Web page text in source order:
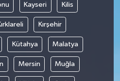
Kayseri Kilis
Kırşehir
Kütahya Malatya
Mersin Muğla